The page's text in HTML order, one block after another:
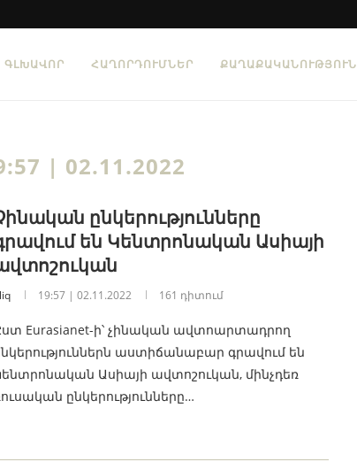
ԳԼԽԱՎՈՐ ՀԱՂՈՐԴՈՒՄՆԵՐ ՔԱՂԱՔԱԿԱՆՈՒԹՅՈՒՆ
| 02.11.2022
ընկերությունները
են Կենտրոնական Ասիայի
19:57 | 02.11.2022 161 դիտում
Eurasianet-ի՝ չինական ավտոարտադրող
աստիճանաբար գրավում են
Ասիայի ավտոշուկան, մինչդեռ
ընկերությունները…